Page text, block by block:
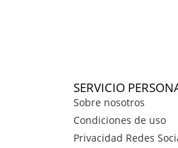
SERVICIO
Sobre nosotros
Condiciones de uso
Privacidad Redes